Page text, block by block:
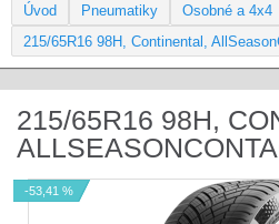
Úvod Pneumatiky Osobné a 4x4
215/65R16 98H, Continental,
215/65R16 98H,
-53,41 %